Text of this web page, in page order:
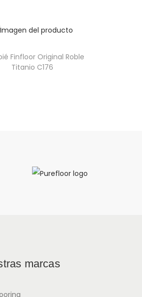
Finfloor Original Roble
Titanio C176
marcas